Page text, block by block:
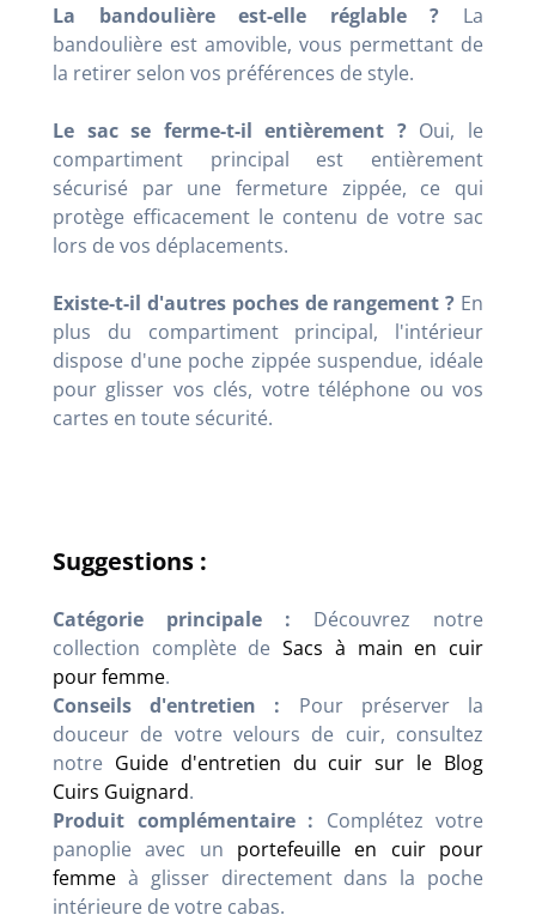
La bandoulière est-elle réglable ? La
bandoulière est amovible, vous permettant de
la retirer selon vos préférences de style.
Le sac se ferme-t-il entièrement ?Oui, le
compartiment principal est entièrement
sécurisé par une fermeture zippée, ce qui
protège efficacement le contenu de votre sac
lors de vos déplacements.
Existe-t-il d'autres poches de rangement ? En
plus du compartiment principal, l'intérieur
dispose d'une poche zippée suspendue, idéale
pour glisser vos clés, votre téléphone ou vos
cartes en toute sécurité.
Suggestions :
Catégorie principale : Découvrez notre
collection complète deSacs à main en cuir
pour femme.
Conseils d'entretien : Pour préserver la
douceur de votre velours de cuir, consultez
notre Guide d'entretien du cuir sur le Blog
Cuirs Guignard.
Produit complémentaire : Complétez votre
panoplie avec un portefeuille en cuir pour
femme à glisser directement dans la poche
intérieure de votre cabas.